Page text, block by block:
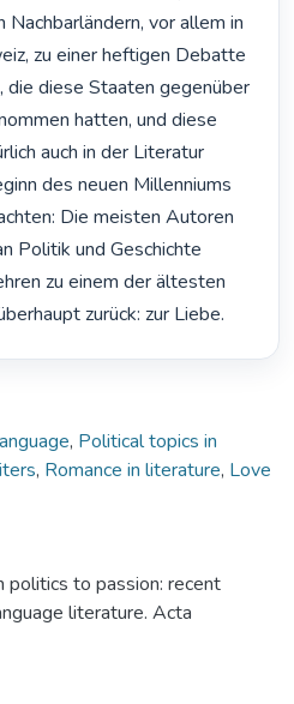
vor allem in
zu einer heftigen Debatte
die diese Staaten gegenüber
hatten, und diese
auch in der Literatur
des neuen Millenniums
Die meisten Autoren
Politik und Geschichte
zu einem der ältesten
zurück: zur Liebe.
, Political topics in
, Romance in literature, Love
politics to passion: recent
literature. Acta